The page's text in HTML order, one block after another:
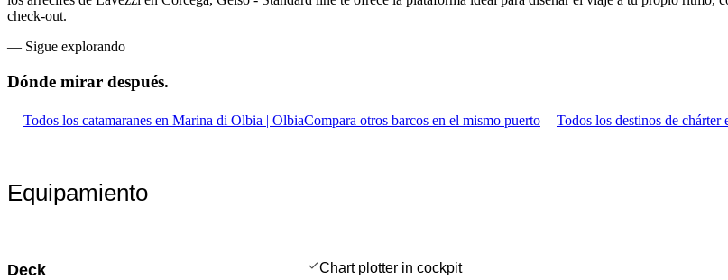
check-out.
— Sigue explorando
Dónde mirar después.
Todos los catamaranes en Marina di Olbia | OlbiaCompara otros barcos en el mismo puerto Todos los destinos de chárter
Equipamiento
Deck Chart plotter in cockpit